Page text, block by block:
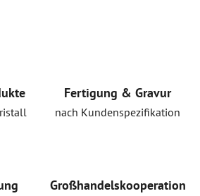
Fertigung & Gravur
nach Kundenspezifikation
Großhandelskooperation